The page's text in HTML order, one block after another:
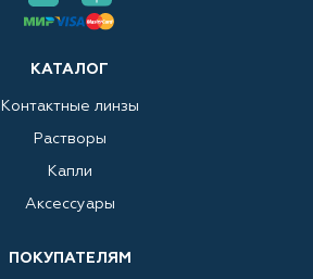
КАТАЛОГ
Контактные линзы
Растворы
Капли
Аксессуары
ПОКУПАТЕЛЯМ